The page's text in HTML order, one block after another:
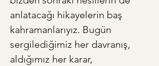
anlatacağı hikayelerin baş
kahramanlarıyız. Bugün
sergilediğimiz her davranış,
aldığımız her karar,